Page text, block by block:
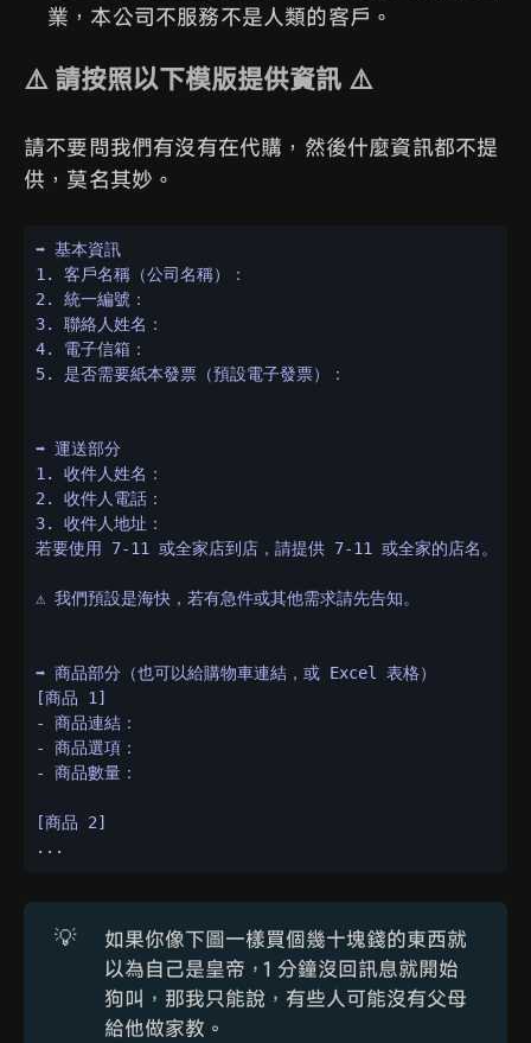
業，本公司不服務不是人類的客戶。
⚠️ 請按照以下模版提供資訊 ⚠️
請不要問我們有沒有在代購，然後什麼資訊都不提
供，莫名其妙。
➡️ 基本資訊
1. 客戶名稱（公司名稱）：
2. 統一編號：
3. 聯絡人姓名：
4. 電子信箱：
5. 是否需要紙本發票（預設電子發票）：
➡️ 運送部分
1. 收件人姓名：
2. 收件人電話：
3. 收件人地址：
若要使用 7-11 或全家店到店，請提供 7-11 或全家的店名。
⚠️ 我們預設是海快，若有急件或其他需求請先告知。
➡️ 商品部分（也可以給購物車連結，或 Excel 表格）
[商品 1]
- 商品連結：
- 商品選項：
- 商品數量：
[商品 2]
...
💡
如果你像下圖一樣買個幾十塊錢的東西就
以為自己是皇帝，1 分鐘沒回訊息就開始
狗叫，那我只能說，有些人可能沒有父母
給他做家教。